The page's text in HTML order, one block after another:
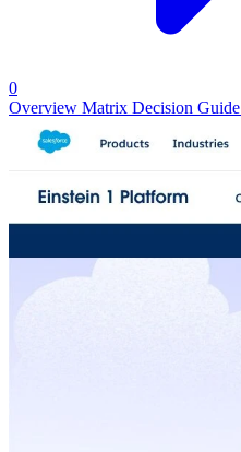
0
Overview Matrix Decision Guide